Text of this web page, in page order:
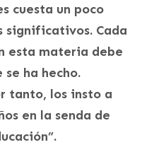
cuesta un poco
significativos. Cada
esta materia debe
ha hecho.
tanto, los insto a
en la senda de